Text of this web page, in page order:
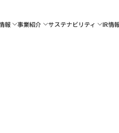
報 事業紹介 サステナビリティ IR情